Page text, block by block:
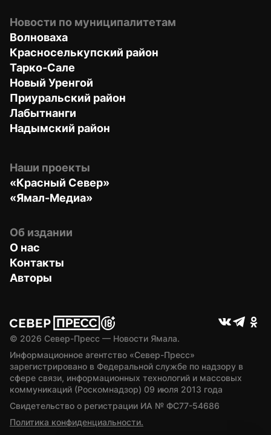
Новости по муниципалитетам
Волноваха
Красноселькупский район
Тарко-Сале
Новый Уренгой
Приуральский район
Лабытнанги
Надымский район
Наши проекты
«Красный Север»
«Ямал-Медиа»
Об издании
О нас
Контакты
Авторы
© 2026 Север-Пресс — Новости Ямала.
Информационное агентство «Север-Пресс»
зарегистрировано в Федеральной службе по надзору в
сфере связи, информационных технологий и массовых
коммуникаций (Роскомнадзор) 09 июля 2013 года
Свидетельство о регистрации ИА № ФС77-54686
Политика конфиденциальности.